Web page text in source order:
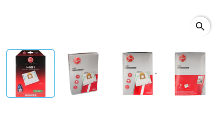
search